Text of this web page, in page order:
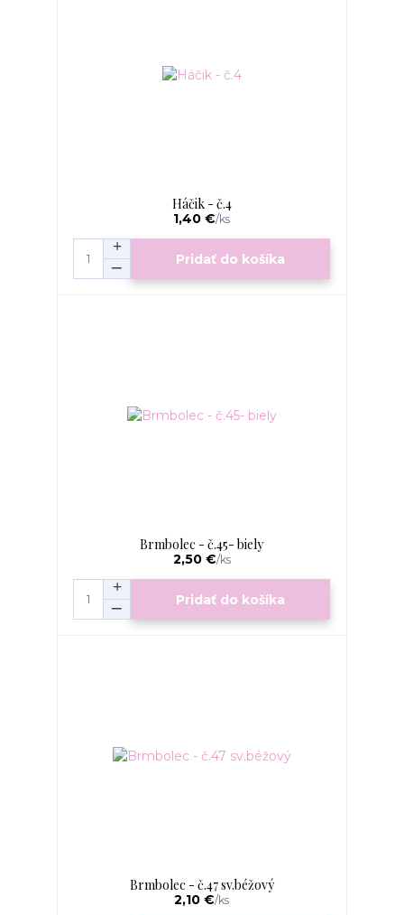
Háčik - č.4
1,40 €/ks
Pridať do košíka
Brmbolec - č.45- biely
2,50 €/ks
Pridať do košíka
Brmbolec - č.47 sv.béžový
2,10 €/ks